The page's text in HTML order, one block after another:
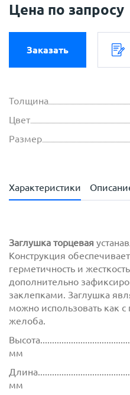
Цена по запросу
Заказать
Толщина
Цвет
Размер
Характеристики
Заглушка торцевая
Конструкция
герметичность и
дополнительно
заклепками. Заглушка
можно использовать как с
желоба.
мм
мм